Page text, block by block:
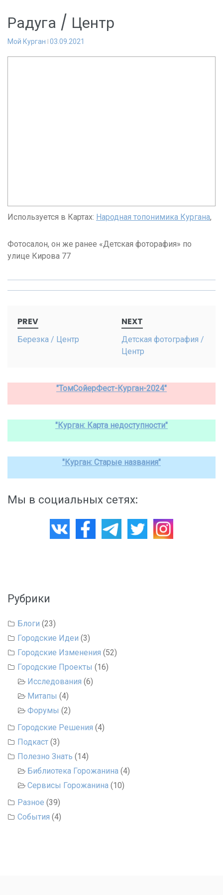
Радуга / Центр
Мой Курган 03.09.2021
Используется в Картах: Народная топонимика Кургана,
Фотосалон, он же ранее «Детская фоторафия» по
улице Кирова 77
navigation
PREV
Березка / Центр
NEXT
Детская фотография /
Центр
"ТомСойерФест-Курган-2024"
"Курган: Карта недоступности"
"Курган: Старые названия"
Мы в социальных сетях:
Рубрики
Блоги (23)
Городские Идеи (3)
Городские Изменения (52)
Городские Проекты (16)
Исследования (6)
Митапы (4)
Форумы (2)
Городские Решения (4)
Подкаст (3)
Полезно Знать (14)
Библиотека Горожанина (4)
Сервисы Горожанина (10)
Разное (39)
События (4)